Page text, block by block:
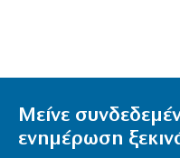
Μείνε
ενημέρωση